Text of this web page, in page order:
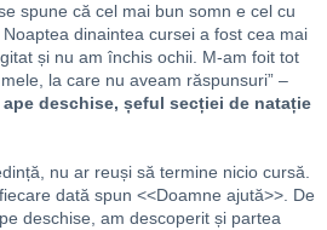
spune că cel mai bun somn e cel cu
dinaintea cursei a fost cea mai
și nu am închis ochii. M-am foit tot
la care nu aveam răspunsuri” –
deschise, șeful secției de natație
nu ar reuși să termine nicio cursă.
dată spun <<Doamne ajută>>. De
deschise, am descoperit și partea